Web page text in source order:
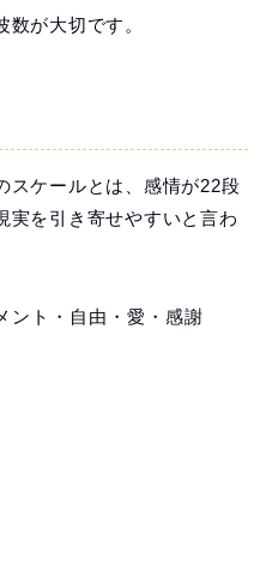
が大切です。
スケールとは、感情が22段
実を引き寄せやすいと言わ
ント・自由・愛・感謝